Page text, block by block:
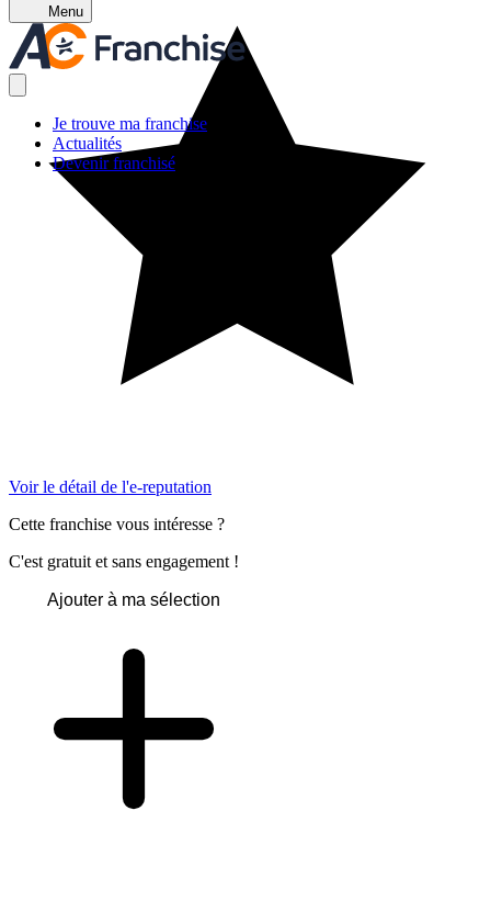
Menu
Je trouve ma franchise
Actualités
Devenir franchisé
Voir le détail de l'e-reputation
Cette franchise vous intéresse ?
C'est gratuit et sans engagement !
Ajouter à ma sélection